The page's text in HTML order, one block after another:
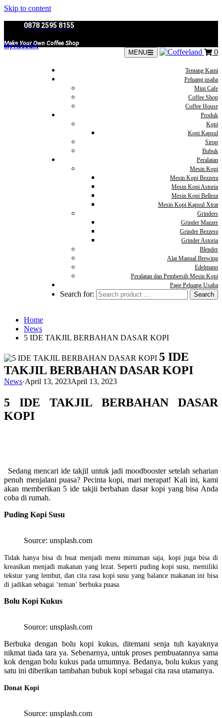
Skip to content
0878 2595 8155
Make Your Own Coffee Shop
My Account
MENU 0
Tentang Kami
Peluang usaha
Mini Cafe
Coffee Shop
Coffee House
Produk
Kopi
Kopi Kapsul
Sirup
Bubuk
Peralatan
Mesin Kopi
Mesin Kopi Bezzera
Mesin Kopi Astoria
Mesin Kopi Belleza
Mesin Kopi Kapsul Xtrat
Grinders
Grinder Mazzer
Grinder Bezzera
Grinder Astoria
Blender
Alat Manual Brewing
Edelmann
Peralatan dan Pembersih Mesin Kopi
Page Peluang Usaha
Search for:
Home
News
5 IDE TAKJIL BERBAHAN DASAR KOPI
5 IDE
TAKJIL BERBAHAN DASAR KOPI
News·April 13, 2023April 13, 2023
5 IDE TAKJIL BERBAHAN DASAR
KOPI
Sedang mencari ide takjil untuk jadi moodbooster setelah seharian
penuh menjalani puasa? Pecinta kopi, mari merapat! Kali ini, kami
akan memberikan 5 ide takjii berbahan dasar kopi yang bisa Anda
coba di rumah.
Puding Kopi Susu
Source: unsplash.com
Tidak hanya bisa di buat menjadi menu minuman saja, kopi juga bisa di
kreasikan menjadi makanan yang lezat. Seperti puding kopi susu, memiliki
tekstur yang lembut, dan cita rasa kopi susu yang balance makanan ini bisa
di jadikan sebagai ‘teman’ berbuka puasa.
Bolu Kopi Kukus
Source: unsplash.com
Berbuka dengan bolu kopi kukus, ditemani senja tuh kayaknya
nikmat tiada tara ya. Sebenarnya, untuk proses pembuatannya sama
kok dengan bolu kukus pada umumnya. Bedanya, bolu kukus yang
satu ini diberikan tambahan bubuk kopi sebagai cita rasa utamanya.
Donat Kopi
Source: unsplash.com